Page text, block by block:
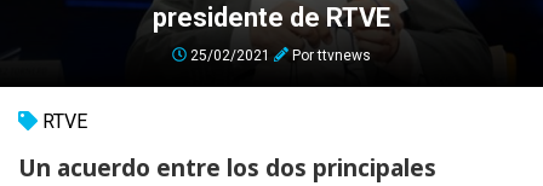
presidente de RTVE
25/02/2021 Porttvnews
RTVE
Un acuerdo entre los dos principales